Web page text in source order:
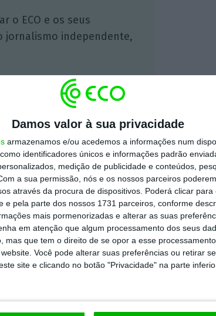
Damos valor à sua privacidade
armazenamos e/ou acedemos a informações num
identificadores únicos e informações padrão
medição de publicidade e conteúdos,
a sua permissão, nós e os nossos parceiros
através da procura de dispositivos. Poderá clicar para
e pela parte dos nossos 1731 parceiros, conforme
mais pormenorizadas e alterar as suas
em atenção que algum processamento dos seus
mas que tem o direito de se opor a esse
Você pode alterar suas preferências ou retirar
site e clicando no botão "Privacidade" na parte
o ECO e os seus
jornalismo independente,